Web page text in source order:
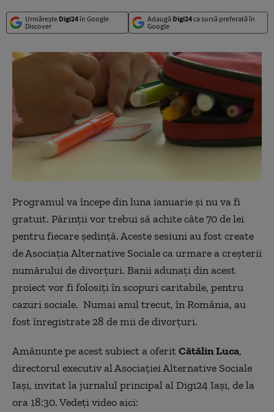
Urmărește Digi24în Google
Discover
Adaugă Digi24ca sursă preferată în
Google
Programul va începe din luna ianuarie şi nu va fi
gratuit. Părinţii vor trebui să achite câte 70 de lei
pentru fiecare şedinţă. Aceste sesiuni au fost create
de Asociaţia Alternative Sociale ca urmare a creşterii
numărului de divorţuri. Banii adunaţi din acest
proiect vor fi folosiţi în scopuri caritabile, pentru
cazuri sociale. Numai anul trecut, în România, au
fost înregistrate 28 de mii de divorţuri.
Amănunte pe acest subiect a oferitCătălin Luca,
directorul executiv al Asociaţiei Alternative Sociale
Iaşi, invitat la jurnalul principal al Digi24 Iaşi, de la
ora 18:30. Vedeţi video aici: